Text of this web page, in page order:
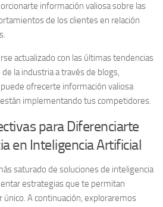
información valiosa sobre las
de los clientes en relación
actualizado con las últimas tendencias
la industria a través de blogs,
ofrecerte información valiosa
implementando tus competidores.
para Diferenciarte
en Inteligencia Artificial
saturado de soluciones de inteligencia
estrategias que te permitan
único. A continuación, exploraremos